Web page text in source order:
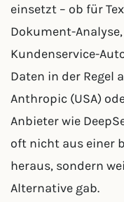
einsetzt – ob für
Dokument-
Kundenservice-
Daten in der Regel
Anthropic (USA)
Anbieter wie
oft nicht aus einer
heraus, sondern
Alternative gab.